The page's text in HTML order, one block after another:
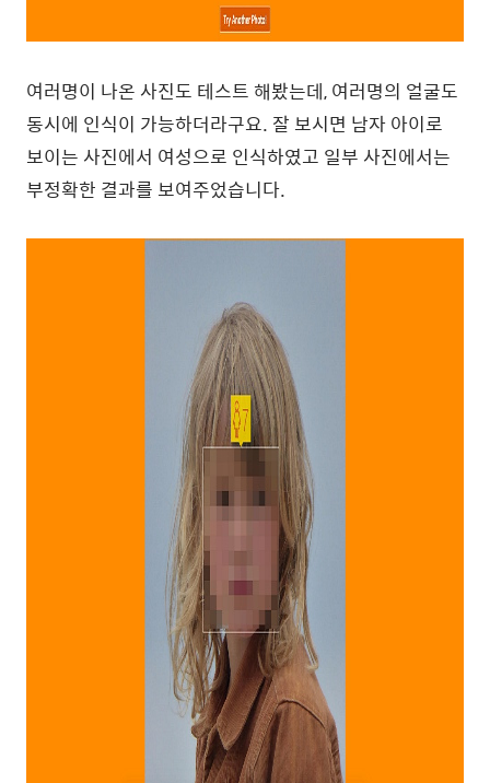
여러명이 나온 사진도 테스트 해봤는데, 여러명의 얼굴도
동시에 인식이 가능하더라구요. 잘 보시면 남자 아이로
보이는 사진에서 여성으로 인식하였고 일부 사진에서는
부정확한 결과를 보여주었습니다.